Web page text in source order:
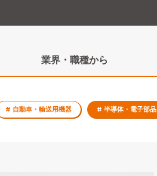
業界・職種から
# 自動車・輸送用機器 # 半導体・電子部品